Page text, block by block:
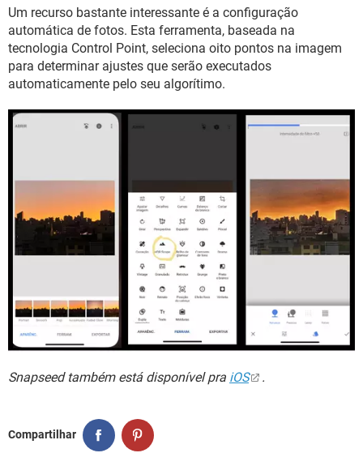
Um recurso bastante interessante é a configuração
automática de fotos. Esta ferramenta, baseada na
tecnologia Control Point, seleciona oito pontos na imagem
para determinar ajustes que serão executados
automaticamente pelo seu algorítimo.
Snapseed também está disponível pra iOS .
Compartilhar